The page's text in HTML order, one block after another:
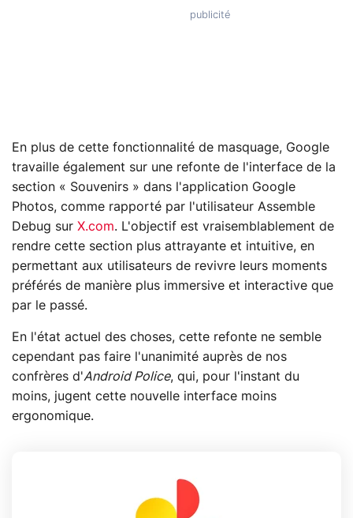
En plus de cette fonctionnalité de masquage, Google
travaille également sur une refonte de l'interface de la
section « Souvenirs » dans l'application Google
Photos, comme rapporté par l'utilisateur Assemble
Debug sur X.com. L'objectif est vraisemblablement de
rendre cette section plus attrayante et intuitive, en
permettant aux utilisateurs de revivre leurs moments
préférés de manière plus immersive et interactive que
par le passé.
En l'état actuel des choses, cette refonte ne semble
cependant pas faire l'unanimité auprès de nos
confrères d'Android Police, qui, pour l'instant du
moins, jugent cette nouvelle interface moins
ergonomique.